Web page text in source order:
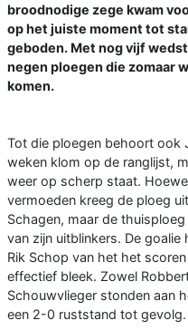
broodnodige zege kwam
op het juiste moment tot
geboden. Met nog vijf
negen ploegen die zomaar
komen.
Tot die ploegen behoort ook
weken klom op de ranglijst,
weer op scherp staat.
vermoeden kreeg de ploeg
Schagen, maar de
van zijn uitblinkers. De
Rik Schop van het het
effectief bleek. Zowel
Schouwvlieger stonden aan
een 2-0 ruststand tot gevolg.